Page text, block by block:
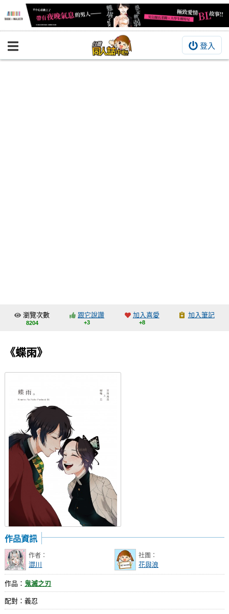
登入
BOOKY書集倉庫
交流中心
會員功能選單
登入
瀏覽次數
8204
跟它說讚
+3
加入喜愛
+8
加入筆記
《蝶雨》
作品資訊
作者：
澀川
社團：
花與浪
作品： 鬼滅之刃
配對：義忍